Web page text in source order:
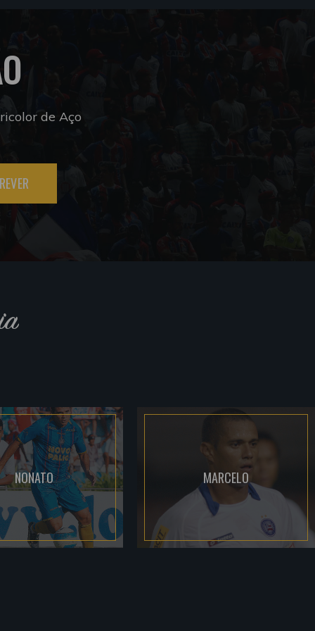
de Aço
NONATO MARCELO